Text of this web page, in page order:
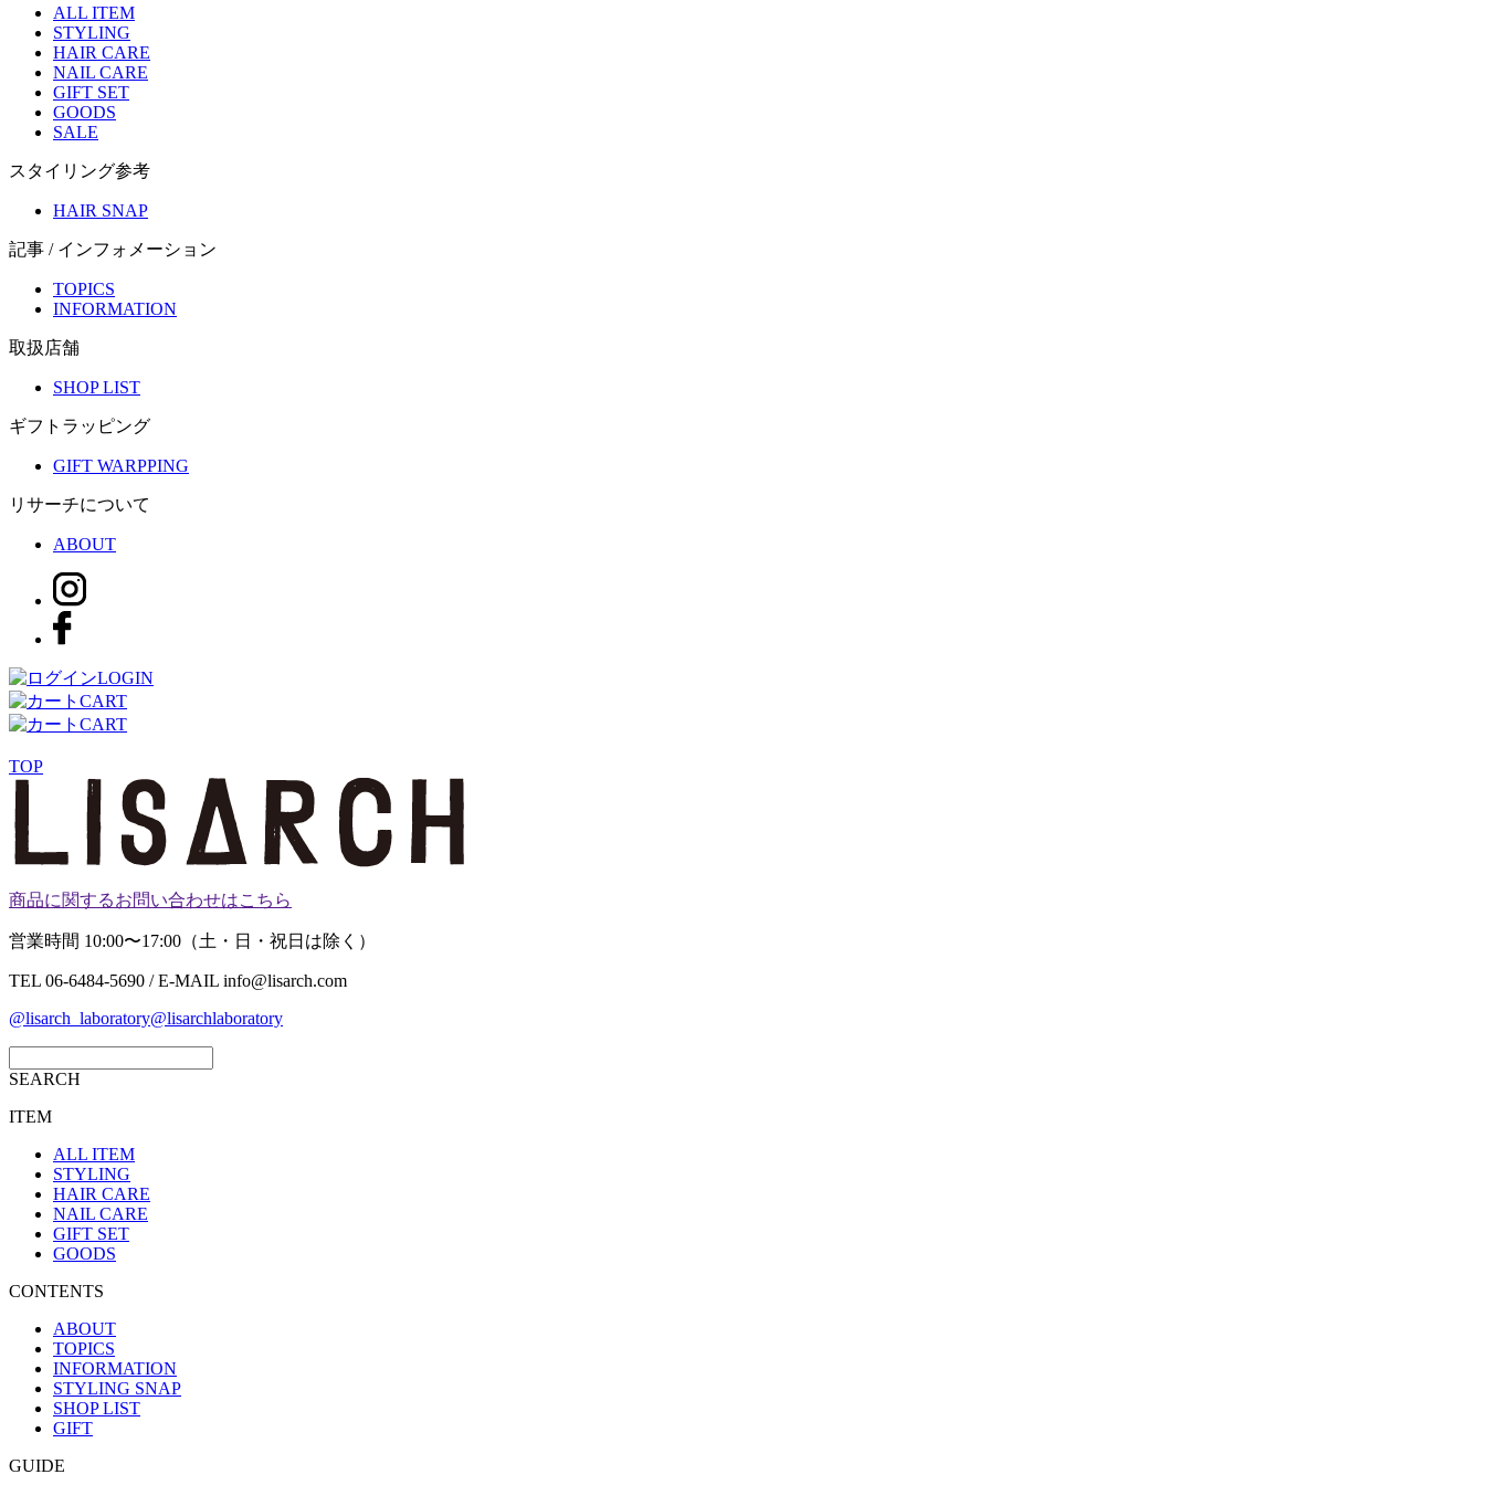
ALL ITEM
STYLING
HAIR CARE
NAIL CARE
GIFT SET
GOODS
SALE
スタイリング参考
HAIR SNAP
記事 / インフォメーション
TOPICS
INFORMATION
取扱店舗
SHOP LIST
ギフトラッピング
GIFT WARPPING
リサーチについて
ABOUT
LOGIN
CART
CART
TOP
商品に関するお問い合わせはこちら
営業時間 10:00〜17:00（土・日・祝日は除く）
TEL 06-6484-5690 / E-MAIL info@lisarch.com
@lisarch_laboratory@lisarchlaboratory
SEARCH
ITEM
ALL ITEM
STYLING
HAIR CARE
NAIL CARE
GIFT SET
GOODS
CONTENTS
ABOUT
TOPICS
INFORMATION
STYLING SNAP
SHOP LIST
GIFT
GUIDE